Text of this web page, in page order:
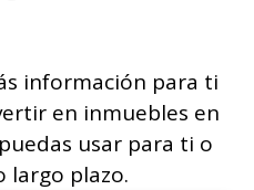
información para ti
en inmuebles en
usar para ti o
largo plazo.